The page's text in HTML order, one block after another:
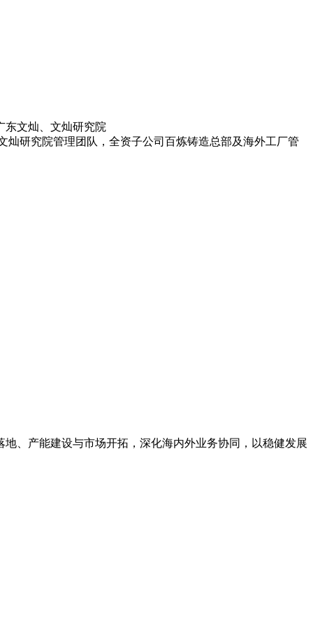
东文灿、文灿研究院
研究院管理团队，全资子公司百炼铸造总部及海外工厂管
地、产能建设与市场开拓，深化海内外业务协同，以稳健发展